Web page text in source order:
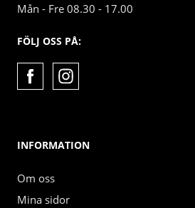
Mån - Fre 08.30 - 17.00
FÖLJ OSS PÅ:
INFORMATION
Om oss
Mina sidor